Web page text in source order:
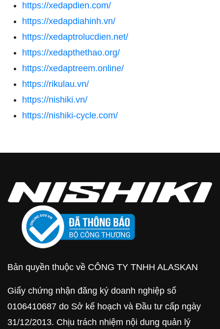
https://xedapdien.com/
https://xedapdiahinh.vn/
https://xedaptrolucdien.net/
https://xedapthethao.org/
https://xedaptreem.online/
https://rikulau.vn/
https://nishiki.vn/
https://nishiki-cycle.com/
Bản quyền thuộc về CÔNG TY TNHH ALASKAN
Giấy chứng nhận đăng ký doanh nghiệp số
0106410687 do Sở kế hoạch và Đầu tư cấp ngày
31/12/2013. Chịu trách nhiệm nội dung quản lý